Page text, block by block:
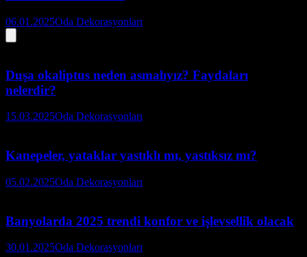
06.01.2025Oda Dekorasyonları
Duşa okaliptus neden asmalıyız? Faydaları
nelerdir?
15.03.2025Oda Dekorasyonları
Kanepeler, yataklar yastıklı mı, yastıksız mı?
05.02.2025Oda Dekorasyonları
Banyolarda 2025 trendi konfor ve işlevsellik olacak
30.01.2025Oda Dekorasyonları